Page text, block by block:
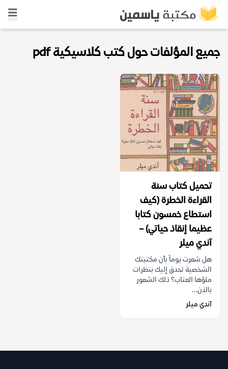
جميع المؤلفات حول كتب كلاسيكية pdf
تحميل كتاب سنة
القراءة الخطرة (كيف
استطاع خمسون كتابا
عظيما إنقاذ حياتي) –
آندي ميلر
هل شعرت يوماً بأن مكتبتك
الشخصية تحدق إليك بنظرات
ملؤها العتاب؟ ذلك الشعور
بالذن...
آندي ميلر